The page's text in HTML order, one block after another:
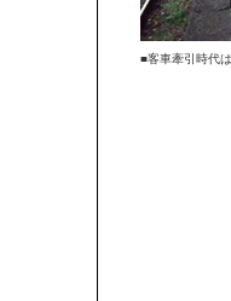
■客車牽引時代